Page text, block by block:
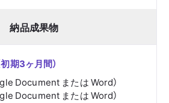
納品成果物
期3ヶ月間）
Document または Word）
Document または Word）